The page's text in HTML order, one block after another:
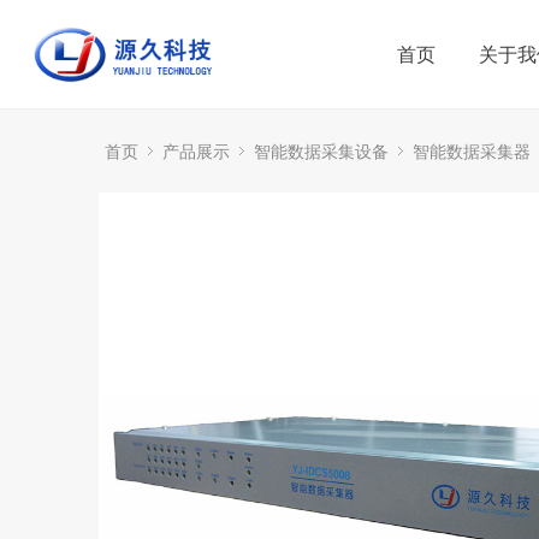
首页 关于
首页 产品展示 智能数据采集设备 智能数据采集器